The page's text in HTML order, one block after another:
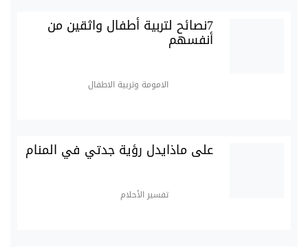
7نصائح لتربية أطفال واثقين من
أنفسهم
الامومة وتربية الاطفال
على ماذايدل رؤية جدتي في المنام
تفسير الأحلام